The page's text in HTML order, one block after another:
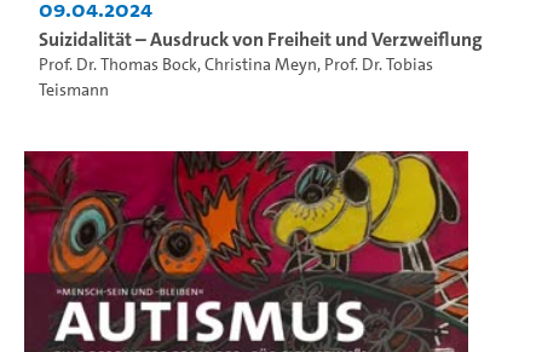
09.04.2024
Suizidalität – Ausdruck von Freiheit und Verzweiflung
Prof. Dr. Thomas Bock,Christina Meyn, Prof. Dr. Tobias
Teismann